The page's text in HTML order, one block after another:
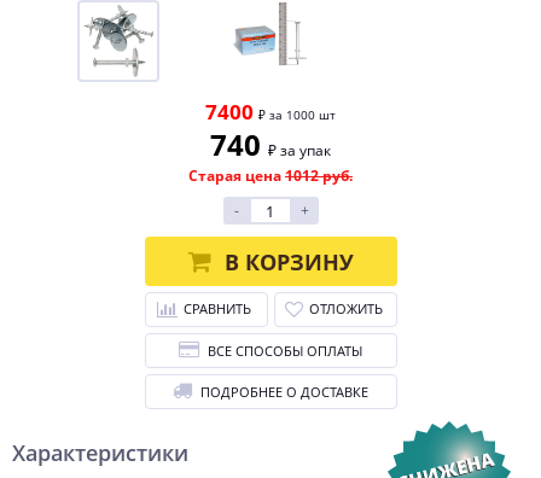
Характеристики
7400 ₽ за 1000 шт
740 ₽ за упак
Старая цена1012 руб.
-
+
В КОРЗИНУ
СРАВНИТЬ ОТЛОЖИТЬ
ВСЕ СПОСОБЫ ОПЛАТЫ
ПОДРОБНЕЕ О ДОСТАВКЕ